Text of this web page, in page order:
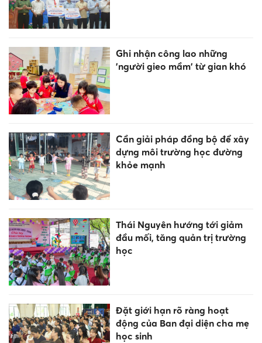
Ghi nhận công lao những
'người gieo mầm' từ gian khó
Cần giải pháp đồng bộ để xây
dựng môi trường học đường
khỏe mạnh
Thái Nguyên hướng tới giảm
đầu mối, tăng quản trị trường
học
Đặt giới hạn rõ ràng hoạt
động của Ban đại diện cha mẹ
học sinh